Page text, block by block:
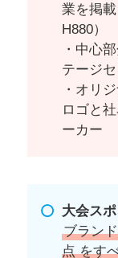
業を掲
H880）
・中心
テージ
・オリ
ロゴと
ーカー
大会ス
ブラン
点 をす